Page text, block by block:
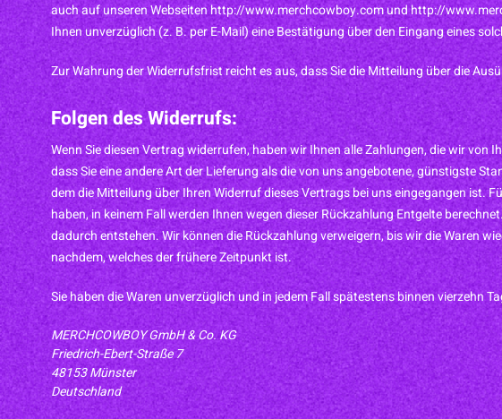
auch auf unseren Webseiten http://www.merchcowboy.com und http://
Ihnen unverzüglich (z. B. per E-Mail) eine Bestätigung über den Eingang eines
Zur Wahrung der Widerrufsfrist reicht es aus, dass Sie die Mitteilung über die
Folgen des Widerrufs:
Wenn Sie diesen Vertrag widerrufen, haben wir Ihnen alle Zahlungen, die wir
dass Sie eine andere Art der Lieferung als die von uns angebotene, günstigste
dem die Mitteilung über Ihren Widerruf dieses Vertrags bei uns eingegangen ist.
haben, in keinem Fall werden Ihnen wegen dieser Rückzahlung Entgelte
dadurch entstehen. Wir können die Rückzahlung verweigern, bis wir die Waren
nachdem, welches der frühere Zeitpunkt ist.
Sie haben die Waren unverzüglich und in jedem Fall spätestens binnen vierzehn
MERCHCOWBOY GmbH & Co. KG
Friedrich-Ebert-Straße 7
48153 Münster
Deutschland